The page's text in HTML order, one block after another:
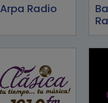
Arpa Radio